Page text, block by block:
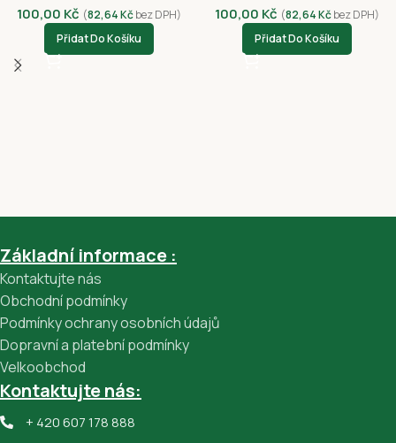
100,00 Kč (82,64Kčbez DPH)
Přidat Do Košíku
100,00 Kč (82,64Kčbez DPH)
Přidat Do Košíku
Základní informace :
Kontaktujte nás
Obchodní podmínky
Podmínky ochrany osobních údajů
Dopravní a platební podmínky
Velkoobchod
Kontaktujte nás:
+ 420 607 178 888